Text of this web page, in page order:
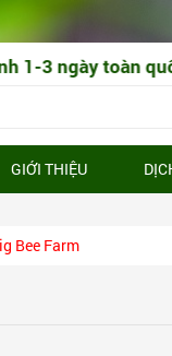
quốc! Đổi trả
GIỚI THIỆU
Bee Farm